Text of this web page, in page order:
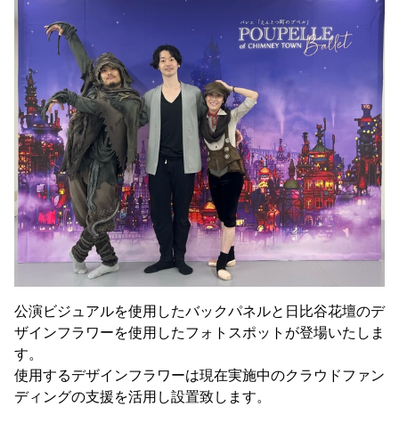
公演ビジュアルを使用したバックパネルと日比谷花壇のデ
ザインフラワーを使用したフォトスポットが登場いたしま
す。
使用するデザインフラワーは現在実施中のクラウドファン
ディングの支援を活用し設置致します。